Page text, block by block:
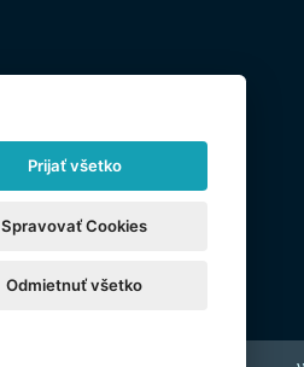
Prijať všetko
Spravovať Cookies
Odmietnuť všetko